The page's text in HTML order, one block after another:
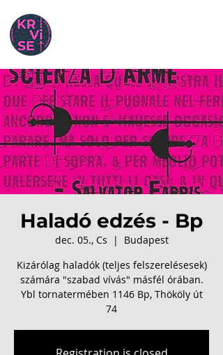
Haladó edzés - Bp
dec. 05., Cs
  |
Budapest
Kizárólag haladók (teljes felszerelésesek)
számára "szabad vívás" másfél órában.
Ybl tornatermében 1146 Bp, Thököly út
74